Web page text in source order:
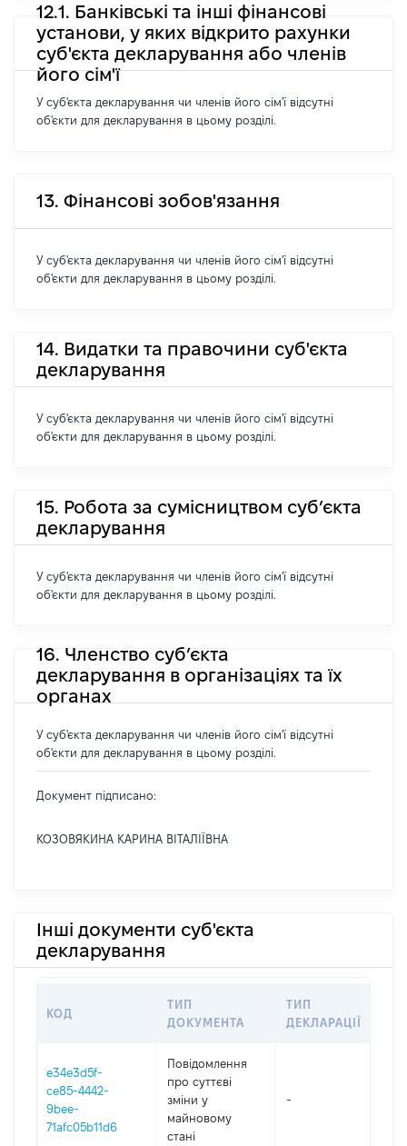
12.1. Банківські та інші фінансові
установи, у яких відкрито рахунки
суб'єкта декларування або членів
його сім'ї
У суб'єкта декларування чи членів його сім'ї відсутні
об'єкти для декларування в цьому розділі.
13. Фінансові зобов'язання
У суб'єкта декларування чи членів його сім'ї відсутні
об'єкти для декларування в цьому розділі.
14. Видатки та правочини суб'єкта
декларування
У суб'єкта декларування чи членів його сім'ї відсутні
об'єкти для декларування в цьому розділі.
15. Робота за сумісництвом суб’єкта
декларування
У суб'єкта декларування чи членів його сім'ї відсутні
об'єкти для декларування в цьому розділі.
16. Членство суб’єкта
декларування в організаціях та їх
органах
У суб'єкта декларування чи членів його сім'ї відсутні
об'єкти для декларування в цьому розділі.
Документ підписано:
КОЗОВЯКИНА КАРИНА ВІТАЛІЇВНА
Інші документи суб'єкта
декларування
КОД
ТИП
ДОКУМЕНТА
ТИП
ДЕКЛАРАЦІЇ
e34e3d5f-
ce85-4442-
9bee-
71afc05b11d6
Повідомлення
про суттєві
зміни y
майновому
стані
-